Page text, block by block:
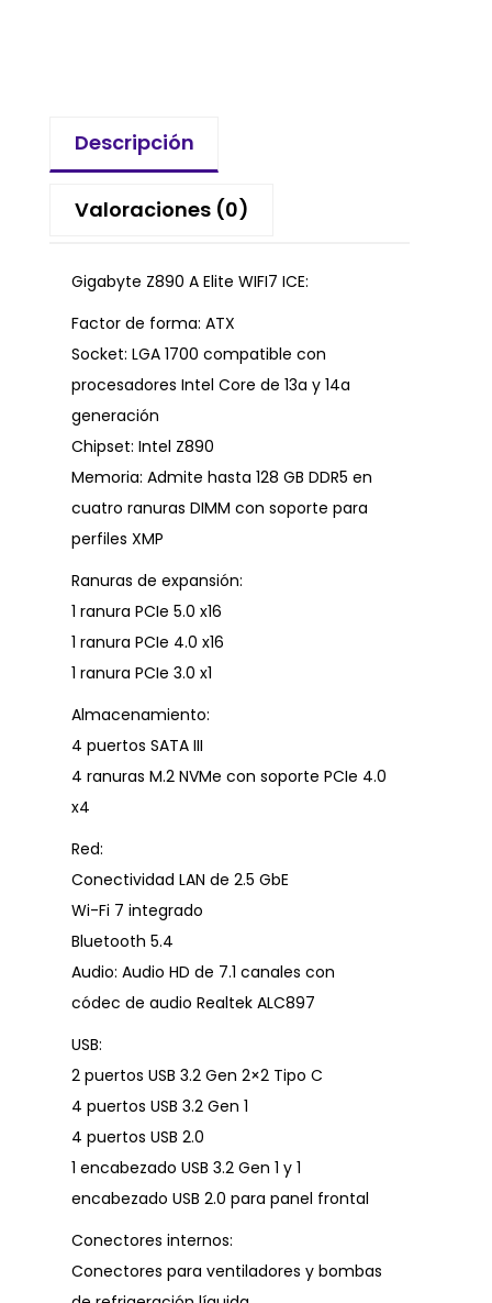
Descripción
Valoraciones (0)
Gigabyte Z890 A Elite WIFI7 ICE:
Factor de forma: ATX
Socket: LGA 1700 compatible con
procesadores Intel Core de 13a y 14a
generación
Chipset: Intel Z890
Memoria: Admite hasta 128 GB DDR5 en
cuatro ranuras DIMM con soporte para
perfiles XMP
Ranuras de expansión:
1 ranura PCIe 5.0 x16
1 ranura PCIe 4.0 x16
1 ranura PCIe 3.0 x1
Almacenamiento:
4 puertos SATA III
4 ranuras M.2 NVMe con soporte PCIe 4.0
x4
Red:
Conectividad LAN de 2.5 GbE
Wi-Fi 7 integrado
Bluetooth 5.4
Audio: Audio HD de 7.1 canales con
códec de audio Realtek ALC897
USB:
2 puertos USB 3.2 Gen 2×2 Tipo C
4 puertos USB 3.2 Gen 1
4 puertos USB 2.0
1 encabezado USB 3.2 Gen 1 y 1
encabezado USB 2.0 para panel frontal
Conectores internos:
Conectores para ventiladores y bombas